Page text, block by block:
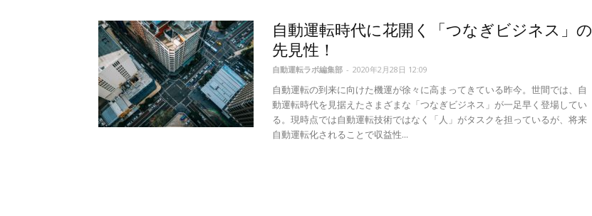
自動運転時代に花開く「つなぎビジネス」の
先見性！
自動運転ラボ編集部 - 2020年2月28日 12:09
自動運転の到来に向けた機運が徐々に高まってきている昨今。世間では、自
動運転時代を見据えたさまざまな「つなぎビジネス」が一足早く登場してい
る。現時点では自動運転技術ではなく「人」がタスクを担っているが、将来
自動運転化されることで収益性...